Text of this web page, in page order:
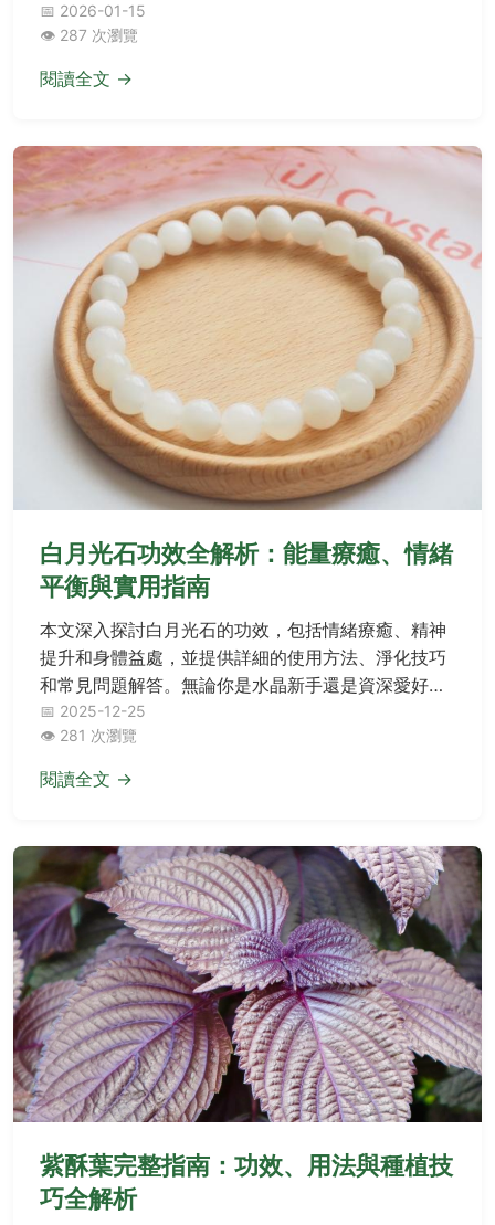
物異味，避免化學殘留。
📅 2026-01-15
👁️ 287 次瀏覽
閱讀全文 →
白月光石功效全解析：能量療癒、情緒
平衡與實用指南
本文深入探討白月光石的功效，包括情緒療癒、精神
提升和身體益處，並提供詳細的使用方法、淨化技巧
和常見問題解答。無論你是水晶新手還是資深愛好
者，都能從中找到實用資訊，幫助你充分發揮白月光
石的能量。
📅 2025-12-25
👁️ 281 次瀏覽
閱讀全文 →
紫酥葉完整指南：功效、用法與種植技
巧全解析